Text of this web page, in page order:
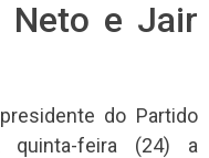
do Partido
quinta-feira (24) a